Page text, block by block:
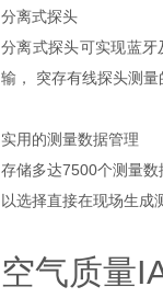
分离式探头
分离式探头可实现蓝
输， 突存有线探头测
实用的测量数据管理
存储多达7500个测量
以选择直接在现场生成
空气质量